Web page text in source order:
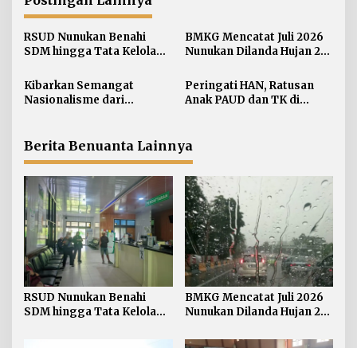
s
p
s
RSUD Nunukan Benahi
SDM hingga Tata Kelola
BMKG Mencatat Juli 2026
Nunukan Dilanda Hujan 23
Kibarkan Semangat
Nasionalisme dari
Dibentangkan di Sebatik
Peringati HAN, Ratusan
Anak PAUD dan TK di
Mewarnai
Berita Benuanta Lainnya
RSUD Nunukan Benahi
SDM hingga Tata Kelola
BMKG Mencatat Juli 2026
Nunukan Dilanda Hujan 23